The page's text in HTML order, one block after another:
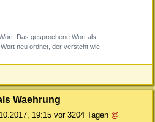
Das gesprochene Wort als
neu ordnet, der versteht wie
Waehrung
19:15 vor 3204 Tagen @